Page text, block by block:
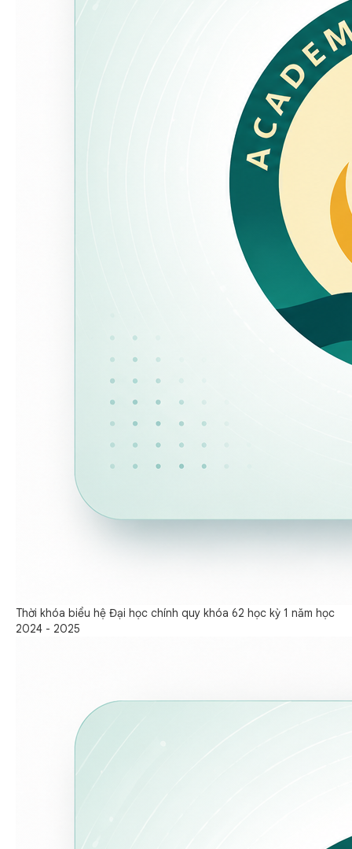
Thời khóa biểu hệ Đại học chính quy khóa 62 học kỳ 1 năm học
2024 - 2025